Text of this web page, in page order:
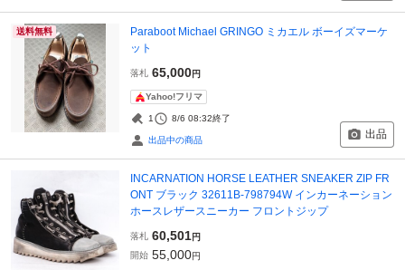
送料無料
Paraboot Michael GRINGO ミカエル ボーイズマーケ
ット
落札 65,000円
Yahoo!フリマ
1 8/6 08:32終了
出品中の商品 出品
INCARNATION HORSE LEATHER SNEAKER ZIP FR
ONT ブラック 32611B-798794W インカーネーション
ホースレザースニーカー フロントジップ
落札 60,501円
開始 55,000円